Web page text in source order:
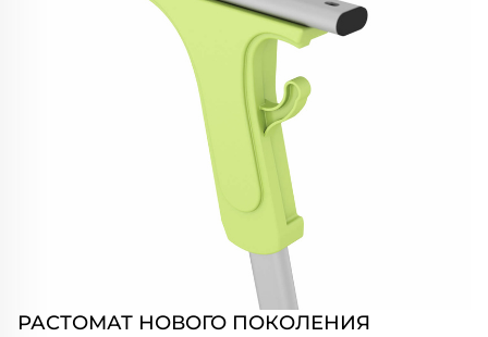
РАСТОМАТ НОВОГО ПОКОЛЕНИЯ